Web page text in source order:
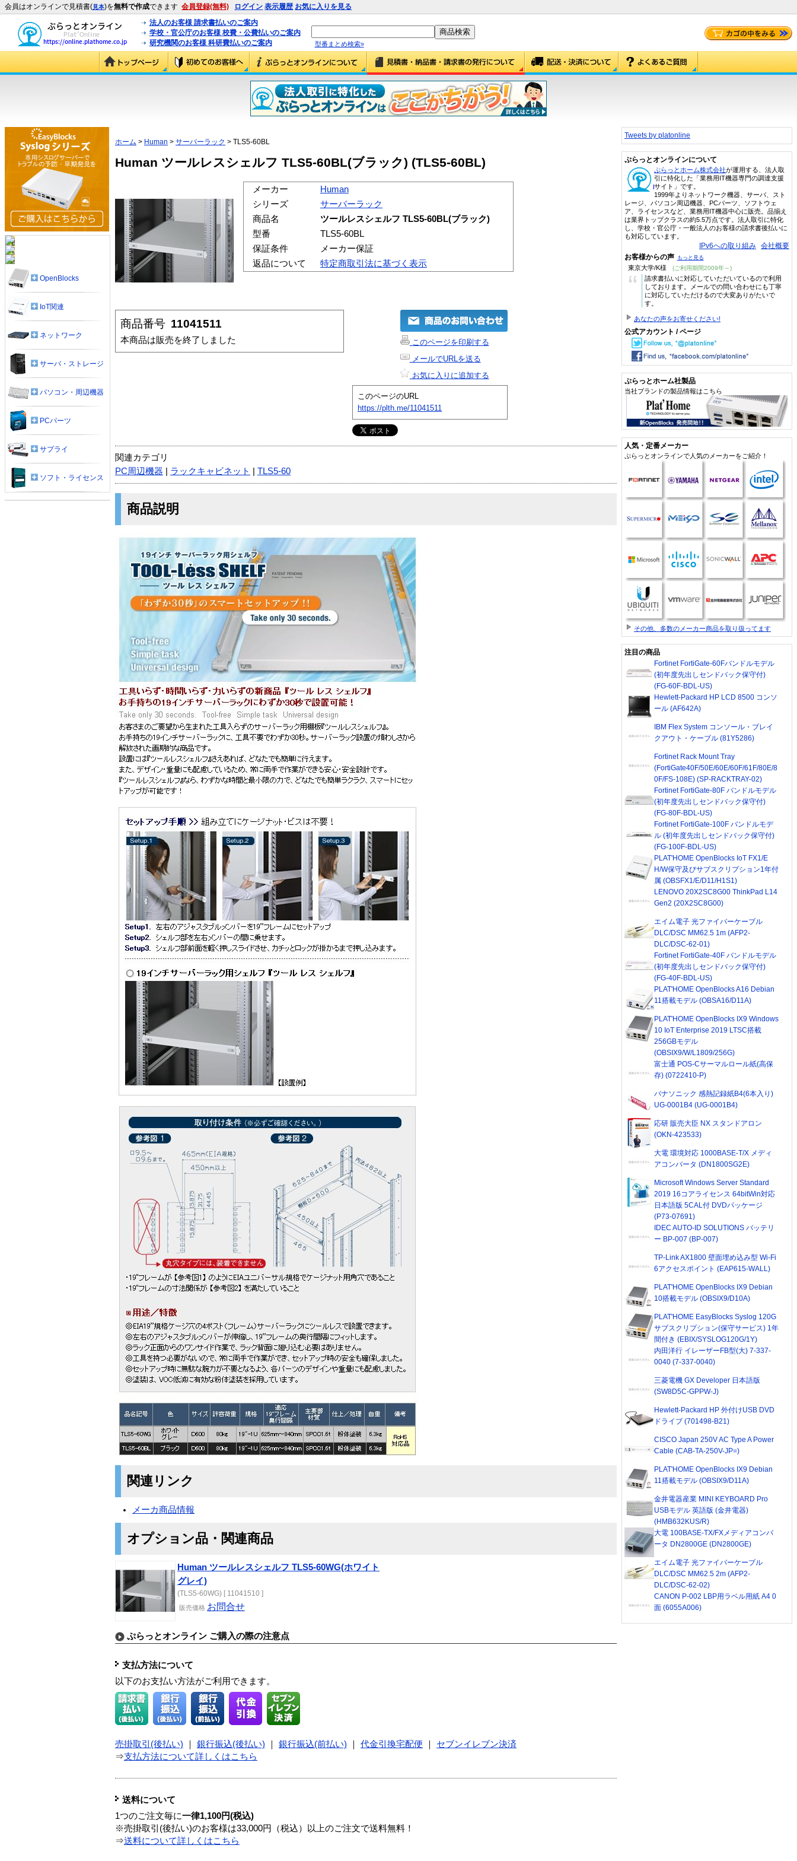
会員はオンラインで見積書(見本)を無料で作成できます 会員登録(無料) ログイン 表示履歴 お気に入りを見る
法人のお客様 請求書払いのご案内
学校・官公庁のお客様 校費・公費払いのご案内
研究機関のお客様 科研費払いのご案内
型番まとめ検索»
ホーム > Human > サーバーラック > TLS5-60BL
Human ツールレスシェルフ TLS5-60BL(ブラック) (TLS5-60BL)
メーカー
Human
シリーズ
サーバーラック
商品名
ツールレスシェルフ TLS5-60BL(ブラック)
型番
TLS5-60BL
保証条件
メーカー保証
返品について
特定商取引法に基づく表示
商品番号 11041511
本商品は販売を終了しました
このページを印刷する
メールでURLを送る
お気に入りに追加する
このページのURL
https://plth.me/11041511
関連カテゴリ
PC周辺機器
ラックキャビネット TLS5-60
商品説明
関連リンク
メーカ商品情報
オプション品・関連商品
Human ツールレスシェルフ TLS5-60WG(ホワイト
グレイ)
(TLS5-60WG) [ 11041510 ]
販売価格 お問合せ
ぷらっとオンライン ご購入の際の注意点
支払方法について
以下のお支払い方法がご利用できます。
売掛取引(後払い) 銀行振込(後払い) 銀行振込(前払い) 代金引換宅配便
セブンイレブン決済
⇒支払方法について詳しくはこちら
送料について
1つのご注文毎に一律1,100円(税込)
※売掛取引(後払い)のお客様は33,000円（税込）以上のご注文で送料無料！
⇒送料について詳しくはこちら
OpenBlocks
IoT関連
ネットワーク
サーバ・ストレージ
パソコン・周辺機器
PCパーツ
サプライ
ソフト・ライセンス
Tweets by platonline
ぷらっとオンラインについて
ぷらっとホーム株式会社が運用する、法人取
引に特化した「業務用IT機器専門の調達支援
サイト」です。
1999年よりネットワーク機器、サーバ、スト
レージ、パソコン周辺機器、PCパーツ、ソフトウェ
ア、ライセンスなど、業務用IT機器中心に販売。品揃え
は業界トップクラスの約5.5万点です。法人取引に特化
し、学校・官公庁・一般法人のお客様の請求書後払いに
も対応しています。
IPv6への取り組み 会社概要
お客様からの声 もっと見る
東京大学/K様 (ご利用期間2009年～)
“
請求書払いに対応していただいているので利用
しております。メールでの問い合わせにも丁寧
に対応していただけるので大変ありがたいで
す。
あなたの声をお寄せください!
公式アカウント / ページ
ぷらっとホーム社製品
当社ブランドの製品情報はこちら
人気・定番メーカー
ぷらっとオンラインで人気のメーカーをご紹介！
その他、多数のメーカー商品を取り扱ってます
注目の商品
Fortinet FortiGate-60Fバンドルモデル
(初年度先出しセンドバック保守付)
(FG-60F-BDL-US)
Hewlett-Packard HP LCD 8500 コンソ
ール (AF642A)
IBM Flex System コンソール・ブレイ
クアウト・ケーブル (81Y5286)
Fortinet Rack Mount Tray
(FortiGate40F/50E/60E/60F/61F/80E/8
0F/FS-108E) (SP-RACKTRAY-02)
Fortinet FortiGate-80F バンドルモデル
(初年度先出しセンドバック保守付)
(FG-80F-BDL-US)
Fortinet FortiGate-100F バンドルモデ
ル (初年度先出しセンドバック保守付)
(FG-100F-BDL-US)
PLAT'HOME OpenBlocks IoT FX1/E
H/W保守及びサブスクリプション1年付
属 (OBSFX1/E/D11/H1S1)
LENOVO 20X2SC8G00 ThinkPad L14
Gen2 (20X2SC8G00)
エイム電子 光ファイバーケーブル
DLC/DSC MM62.5 1m (AFP2-
DLC/DSC-62-01)
Fortinet FortiGate-40F バンドルモデル
(初年度先出しセンドバック保守付)
(FG-40F-BDL-US)
PLAT'HOME OpenBlocks A16 Debian
11搭載モデル (OBSA16/D11A)
PLAT'HOME OpenBlocks IX9 Windows
10 IoT Enterprise 2019 LTSC搭載
256GBモデル
(OBSIX9/W/L1809/256G)
富士通 POS-Cサーマルロール紙(高保
存) (0722410-P)
パナソニック 感熱記録紙B4(6本入り)
UG-0001B4 (UG-0001B4)
応研 販売大臣 NX スタンドアロン
(OKN-423533)
大電 環境対応 1000BASE-T/X メディ
アコンバータ (DN1800SG2E)
Microsoft Windows Server Standard
2019 16コアライセンス 64bitWin対応
日本語版 5CAL付 DVDパッケージ
(P73-07691)
IDEC AUTO-ID SOLUTIONS バッテリ
ー BP-007 (BP-007)
TP-Link AX1800 壁面埋め込み型 Wi-Fi
6アクセスポイント (EAP615-WALL)
PLAT'HOME OpenBlocks IX9 Debian
10搭載モデル (OBSIX9/D10A)
PLAT'HOME EasyBlocks Syslog 120G
サブスクリプション(保守サービス) 1年
間付き (EBIX/SYSLOG120G/1Y)
内田洋行 イレーザーFB型(大) 7-337-
0040 (7-337-0040)
三菱電機 GX Developer 日本語版
(SW8D5C-GPPW-J)
Hewlett-Packard HP 外付けUSB DVD
ドライブ (701498-B21)
CISCO Japan 250V AC Type A Power
Cable (CAB-TA-250V-JP=)
PLAT'HOME OpenBlocks IX9 Debian
11搭載モデル (OBSIX9/D11A)
金井電器産業 MINI KEYBOARD Pro
USBモデル 英語版 (金井電器)
(HMB632KUS/R)
大電 100BASE-TX/FXメディアコンバ
ータ DN2800GE (DN2800GE)
エイム電子 光ファイバーケーブル
DLC/DSC MM62.5 2m (AFP2-
DLC/DSC-62-02)
CANON P-002 LBP用ラベル用紙 A4 0
面 (6055A006)